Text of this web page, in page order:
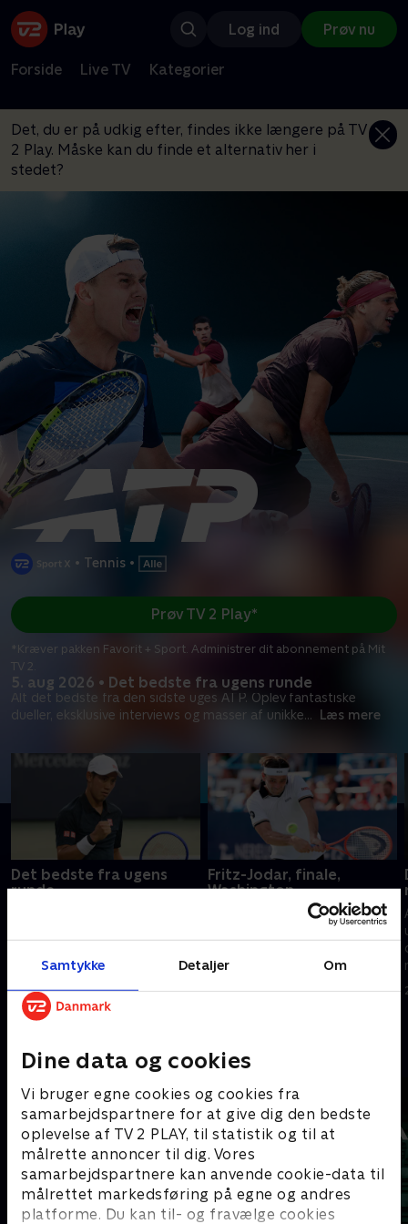
Samtykke Detaljer Om
Dine data og cookies
Vi bruger egne cookies og cookies fra
samarbejdspartnere for at give dig den bedste
oplevelse af TV 2 PLAY, til statistik og til at
målrette annoncer til dig. Vores
samarbejdspartnere kan anvende cookie-data til
målrettet markedsføring på egne og andres
platforme. Du kan til- og fravælge cookies
Log ind Prøv nu
Forside Live TV Kategorier
Det, du er på udkig efter, findes ikke længere på TV
2 Play. Måske kan du finde et alternativ her i
stedet?
• Tennis •
5. aug 2026 • Det bedste fra ugens runde
Alt det bedste fra den sidste uges ATP. Oplev fantastiske
dueller, eksklusive interviews og masser af unikke... Læs mere
Prøv TV 2 Play*
*Kræver pakken Favorit + Sport. Administrer dit abonnement på Mit
TV 2.
Det bedste fra ugens
runde
masser af unikke
5. august 2026 • 24 min
Fritz-Jodar, finale,
Washington
Så danner de ikoniske hurtige
blå baner i Washington igen
Auger-Alissime, Ben Shelton og
3. august 2026 • 140 min
Andre så også